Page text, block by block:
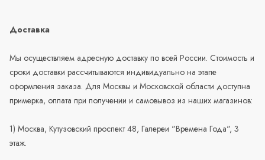
Доставка
Мы осуществляем адресную доставку по всей России. Стоимость и
сроки доставки рассчитываются индивидуально на этапе
оформления заказа. Для Москвы и Московской области доступна
примерка, оплата при получении и самовывоз из наших магазинов:
1) Москва, Кутузовский проспект 48, Галереи "Времена Года", 3
этаж.